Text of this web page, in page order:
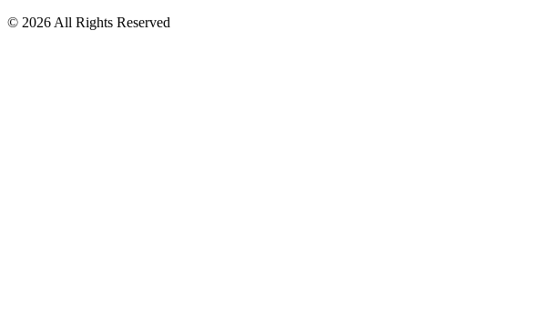
© 2026 All Rights Reserved